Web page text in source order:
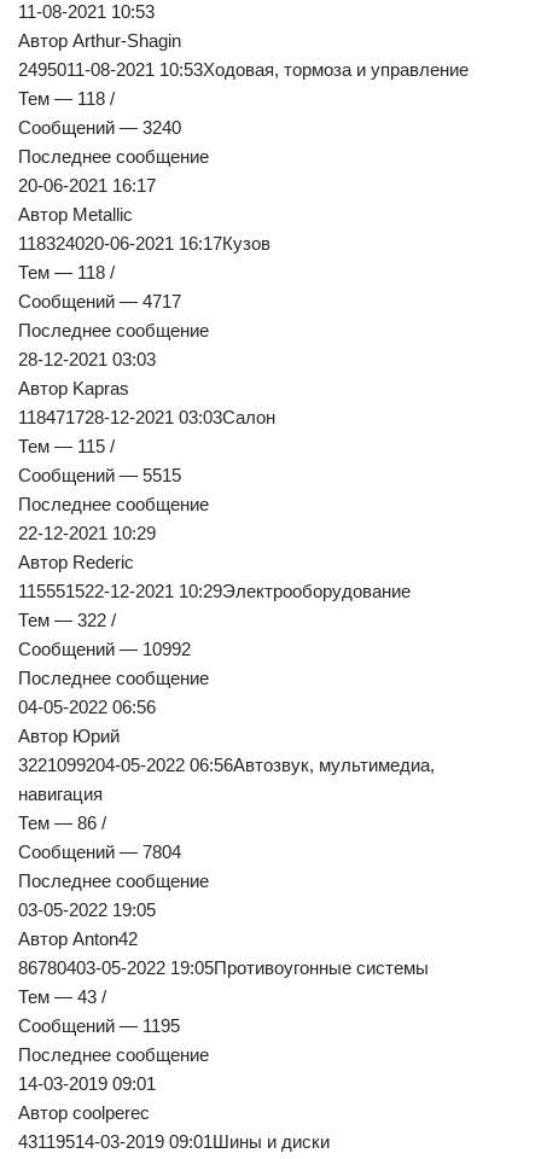
11-08-2021 10:53
Автор Arthur-Shagin
2495011-08-2021 10:53Ходовая, тормоза и управление
Тем — 118 /
Сообщений — 3240
Последнее сообщение
20-06-2021 16:17
Автор Metallic
118324020-06-2021 16:17Кузов
Тем — 118 /
Сообщений — 4717
Последнее сообщение
28-12-2021 03:03
Автор Kapras
118471728-12-2021 03:03Салон
Тем — 115 /
Сообщений — 5515
Последнее сообщение
22-12-2021 10:29
Автор Rederic
115551522-12-2021 10:29Электрооборудование
Тем — 322 /
Сообщений — 10992
Последнее сообщение
04-05-2022 06:56
Автор Юрий
3221099204-05-2022 06:56Автозвук, мультимедиа,
навигация
Тем — 86 /
Сообщений — 7804
Последнее сообщение
03-05-2022 19:05
Автор Anton42
86780403-05-2022 19:05Противоугонные системы
Тем — 43 /
Сообщений — 1195
Последнее сообщение
14-03-2019 09:01
Автор coolperec
43119514-03-2019 09:01Шины и диски